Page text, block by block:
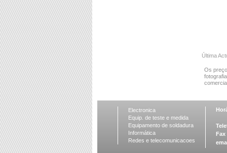
Última
Os
Electronica
Equip. de teste e medida
Equipamento de soldadura
Informática
Redes e telecomunicacoes